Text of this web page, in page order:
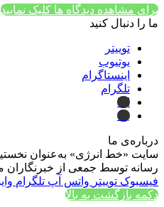
برای مشاهده دیدگاه ها کلیک نمایید
ما را دنبال کنید
توییتر
یوتیوب
اینستاگرام
تلگرام
ایتا
بله
درباره‌ی ما
سایت «خط انرژی» به‌عنوان
رسانه توسط جمعی از
فیسبوک توییتر واتس آپ تلگرام
دکمه بازگشت به بالا